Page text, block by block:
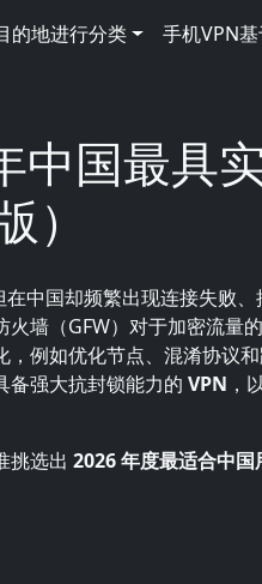
的地进行分类
手机VPN
中国最具
中国却频繁出现连接失败
墙（GFW）对于加密流量
例如优化节点、混淆协议
备强大抗封锁能力的 VPN ，
挑选出 2026 年度最适合中国